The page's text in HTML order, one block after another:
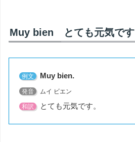
Muy bien とても元気です
例文 Muy bien.
発音 ムイ ビエン
和訳 とても元気です。